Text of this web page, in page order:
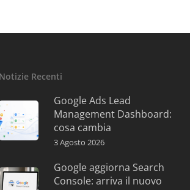
Notizie Recenti
Google Ads Lead
Management Dashboard:
cosa cambia
3 Agosto 2026
Google aggiorna Search
Console: arriva il nuovo